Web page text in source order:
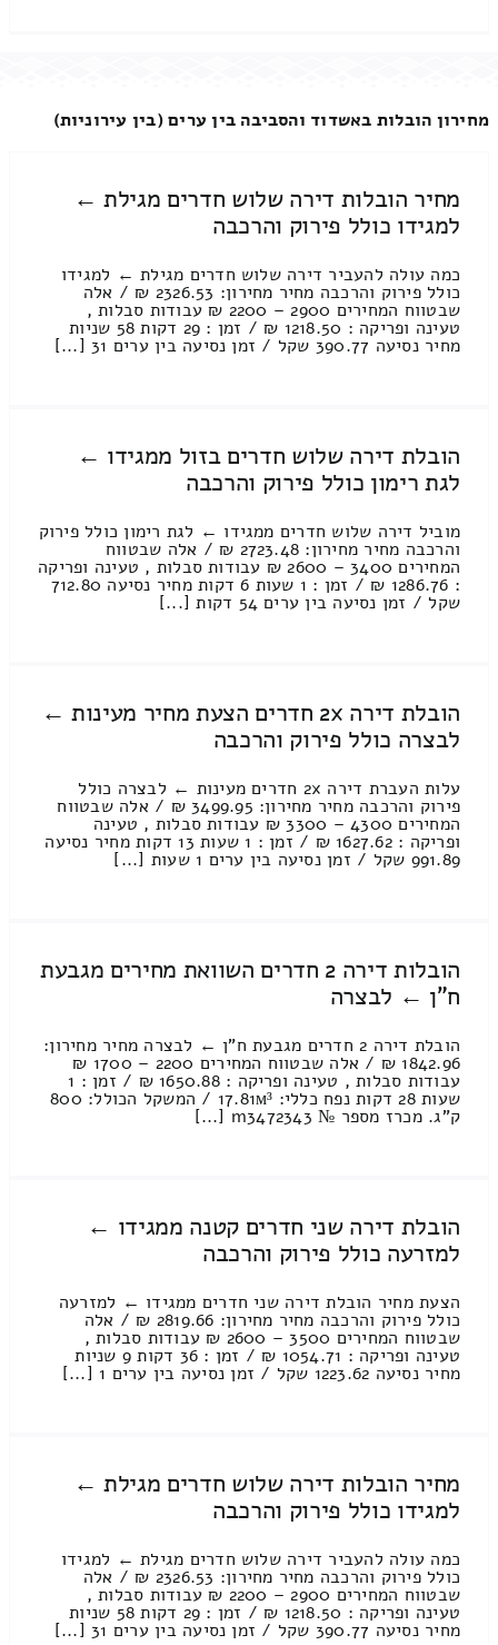
מחירון הובלות באשדוד והסביבה בין ערים (בין עירוניות)
מחיר הובלות דירה שלוש חדרים מגילת ←
למגידו כולל פירוק והרכבה
כמה עולה להעביר דירה שלוש חדרים מגילת ← למגידו
כולל פירוק והרכבה מחיר מחירון: 2326.53 ₪ / אלה
שבטווח המחירים 2900 – 2200 ₪ עבודות סבלות ,
טעינה ופריקה : 1218.50 ₪ / זמן : 29 דקות 58 שניות
מחיר נסיעה 390.77 שקל / זמן נסיעה בין ערים 31 [...]
הובלת דירה שלוש חדרים בזול ממגידו ←
לגת רימון כולל פירוק והרכבה
מוביל דירה שלוש חדרים ממגידו ← לגת רימון כולל פירוק
והרכבה מחיר מחירון: 2723.48 ₪ / אלה שבטווח
המחירים 3400 – 2600 ₪ עבודות סבלות , טעינה ופריקה
: 1286.76 ₪ / זמן : 1 שעות 6 דקות מחיר נסיעה 712.80
שקל / זמן נסיעה בין ערים 54 דקות [...]
הובלת דירה 2x חדרים הצעת מחיר מעינות ←
לבצרה כולל פירוק והרכבה
עלות העברת דירה 2x חדרים מעינות ← לבצרה כולל
פירוק והרכבה מחיר מחירון: 3499.95 ₪ / אלה שבטווח
המחירים 4300 – 3300 ₪ עבודות סבלות , טעינה
ופריקה : 1627.62 ₪ / זמן : 1 שעות 13 דקות מחיר נסיעה
991.89 שקל / זמן נסיעה בין ערים 1 שעות [...]
הובלות דירה 2 חדרים השוואת מחירים מגבעת
ח"ן ← לבצרה
הובלת דירה 2 חדרים מגבעת ח"ן ← לבצרה מחיר מחירון:
1842.96 ₪ / אלה שבטווח המחירים 2200 – 1700 ₪
עבודות סבלות , טעינה ופריקה : 1650.88 ₪ / זמן : 1
שעות 28 דקות נפח כללי: 17.81м³ / המשקל הכולל: 800
ק”ג. מכרז מספר № m3472343 [...]
הובלת דירה שני חדרים קטנה ממגידו ←
למזרעה כולל פירוק והרכבה
הצעת מחיר הובלת דירה שני חדרים ממגידו ← למזרעה
כולל פירוק והרכבה מחיר מחירון: 2819.66 ₪ / אלה
שבטווח המחירים 3500 – 2600 ₪ עבודות סבלות ,
טעינה ופריקה : 1054.71 ₪ / זמן : 36 דקות 9 שניות
מחיר נסיעה 1223.62 שקל / זמן נסיעה בין ערים 1 [...]
מחיר הובלות דירה שלוש חדרים מגילת ←
למגידו כולל פירוק והרכבה
כמה עולה להעביר דירה שלוש חדרים מגילת ← למגידו
כולל פירוק והרכבה מחיר מחירון: 2326.53 ₪ / אלה
שבטווח המחירים 2900 – 2200 ₪ עבודות סבלות ,
טעינה ופריקה : 1218.50 ₪ / זמן : 29 דקות 58 שניות
מחיר נסיעה 390.77 שקל / זמן נסיעה בין ערים 31 [...]